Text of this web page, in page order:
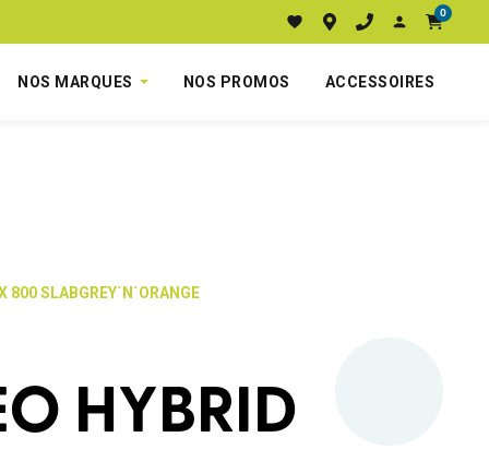
0
NOS MARQUES NOS PROMOS ACCESSOIRES
800 SLABGREY´N´ORANGE
HYBRID